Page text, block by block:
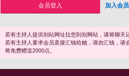
加入会员
若有主持人提供别站网址拉您到别网站，请将聊天
若有主持人要求会员直接汇钱给她，请勿汇钱，
将免费赠送2000点。